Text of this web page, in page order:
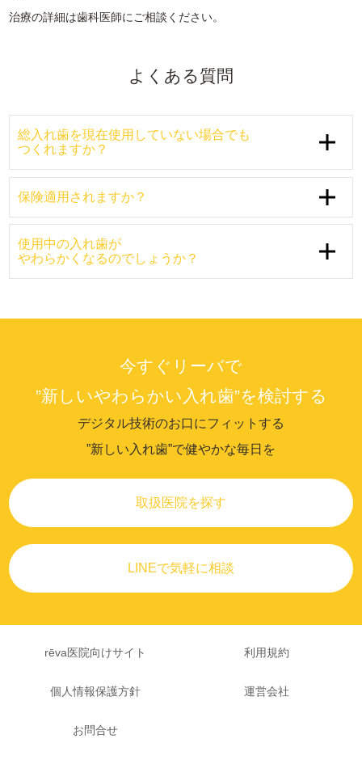
治療の詳細は歯科医師にご相談ください。
よくある質問
総入れ歯を現在使用していない場合でも
つくれますか？
保険適用されますか？
使用中の入れ歯が
やわらかくなるのでしょうか？
今すぐリーバで
”新しいやわらかい入れ歯”を検討する
デジタル技術のお口にフィットする
”新しい入れ歯”で健やかな毎日を
取扱医院を探す
LINEで気軽に相談
rēva医院向けサイト 利用規約
個人情報保護方針 運営会社
お問合せ